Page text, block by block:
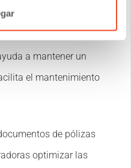
revisiones y
a mantener un
el mantenimiento
de pólizas
optimizar las